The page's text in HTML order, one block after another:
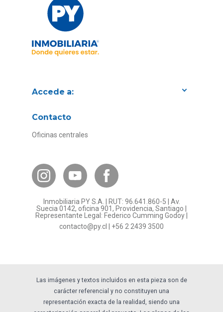
Accede a:
Bases Legales
¿Por qué invertir en PY?
Preguntas frecuentes
Formulario Referidos PY
Términos y Condiciones
Contacto
Oficinas centrales
Inmobiliaria PY S.A. | RUT: 96.641.860-5 | Av.
Suecia 0142, oficina 901, Providencia, Santiago |
Representante Legal: Federico Cumming Godoy |
contacto@py.cl
+56 2 2439 3500
Las imágenes y textos incluidos en esta pieza son de
carácter referencial y no constituyen una
representación exacta de la realidad, siendo una